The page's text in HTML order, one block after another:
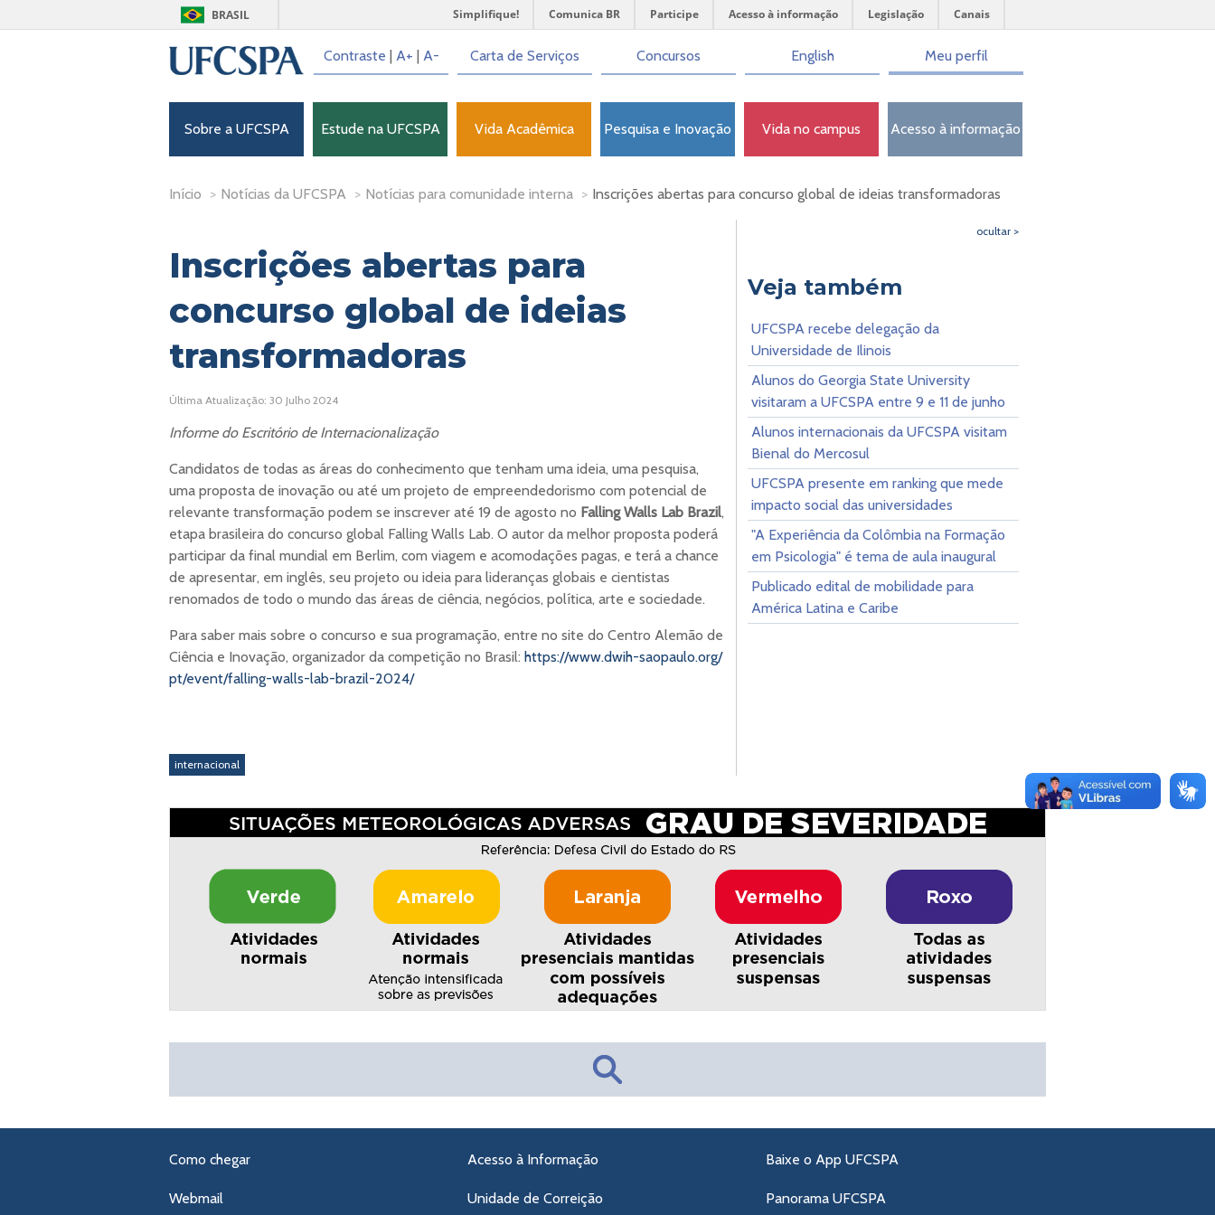
BRASIL Simplifique! Comunica BR Participe Acesso à informação Legislação Canais
Contraste | A+ | A- Carta de Serviços Concursos English Meu perfil
Sobre a UFCSPA Estude na UFCSPA Vida Acadêmica Pesquisa e Inovação Vida no campus Acesso à informação
Início > Notícias da UFCSPA > Notícias para comunidade interna > Inscrições abertas para concurso global de ideias transformadoras
Inscrições abertas para
concurso global de ideias
transformadoras
Última Atualização: 30 Julho 2024
Informe do Escritório de Internacionalização
Candidatos de todas as áreas do conhecimento que tenham uma ideia, uma pesquisa,
uma proposta de inovação ou até um projeto de empreendedorismo com potencial de
relevante transformação podem se inscrever até 19 de agosto no Falling Walls Lab Brazil,
etapa brasileira do concurso global Falling Walls Lab. O autor da melhor proposta poderá
participar da final mundial em Berlim, com viagem e acomodações pagas, e terá a chance
de apresentar, em inglês, seu projeto ou ideia para lideranças globais e cientistas
renomados de todo o mundo das áreas de ciência, negócios, política, arte e sociedade.
Para saber mais sobre o concurso e sua programação, entre no site do Centro Alemão de
Ciência e Inovação, organizador da competição no Brasil: https://www.dwih-saopaulo.org/
pt/event/falling-walls-lab-brazil-2024/
internacional
ocultar >
Veja também
UFCSPA recebe delegação da
Universidade de Ilinois
Alunos do Georgia State University
visitaram a UFCSPA entre 9 e 11 de junho
Alunos internacionais da UFCSPA visitam
Bienal do Mercosul
UFCSPA presente em ranking que mede
impacto social das universidades
"A Experiência da Colômbia na Formação
em Psicologia" é tema de aula inaugural
Publicado edital de mobilidade para
América Latina e Caribe
Como chegar
Webmail
Acesso à Informação
Unidade de Correição
Baixe o App UFCSPA
Panorama UFCSPA